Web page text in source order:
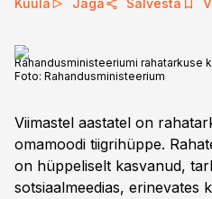
Kuula Jaga Salvesta
Rahandusministeeriumi rahatarkuse
Foto: Rahandusministeerium
Viimastel aastatel on
omamoodi tiigrihüppe.
on hüppeliselt kasvanud,
sotsiaalmeedias, erinevates